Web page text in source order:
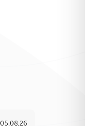
05.08.26